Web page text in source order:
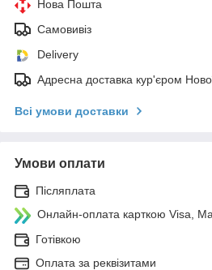
Нова Пошта
Самовивіз
Delivery
Адресна доставка кур'єром
Всі умови доставки
Умови оплати
Післяплата
Онлайн-оплата карткою Visa,
Готівкою
Оплата за реквізитами